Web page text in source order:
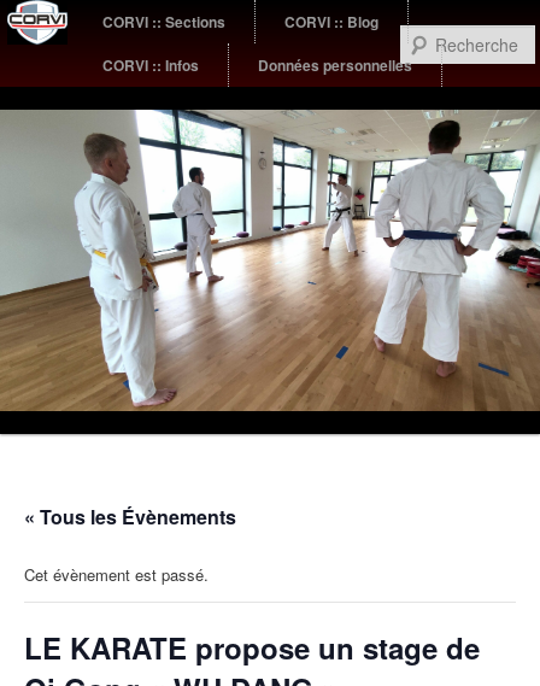
Menu
principal
Aller
contenu
principal
Aller
contenu
secondaire
CORVI :: Sections
CORVI :: Blog
CORVI :: Infos
Données personnelles
« Tous les Évènements
Cet évènement est passé.
LE KARATE propose un stage de